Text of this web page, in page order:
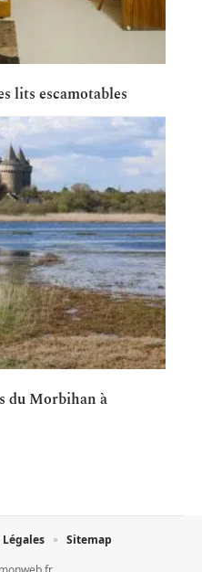
lits escamotables
du Morbihan à
Sitemap